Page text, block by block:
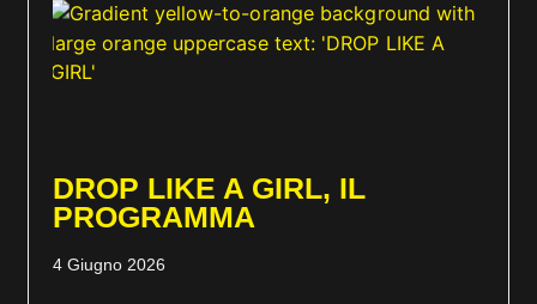
DROP LIKE A GIRL, IL
PROGRAMMA
4 Giugno 2026